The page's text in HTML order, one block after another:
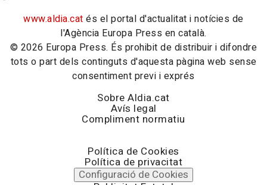
www.aldia.cat és el portal d'actualitat i notícies de
l'Agència Europa Press en català.
© 2026 Europa Press. És prohibit de distribuir i difondre
tots o part dels continguts d'aquesta pàgina web sense
consentiment previ i exprés
Sobre Aldia.cat
Avís legal
Compliment normatiu
Política de Cookies
Política de privacitat
Configuració de Cookies